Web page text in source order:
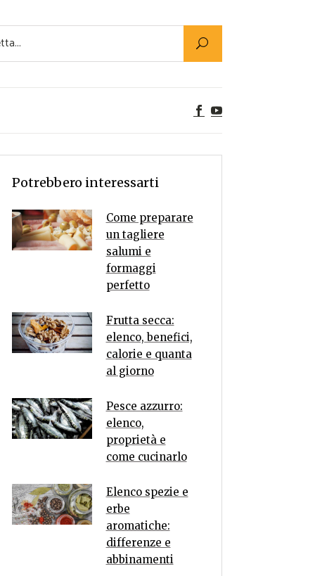
Utility
Alimenti
Rumors
Potrebbero interessarti
Come preparare
un tagliere
salumi e
formaggi
perfetto
Frutta secca:
elenco, benefici,
calorie e quanta
al giorno
Pesce azzurro:
elenco,
proprietà e
come cucinarlo
Elenco spezie e
erbe
aromatiche:
differenze e
abbinamenti